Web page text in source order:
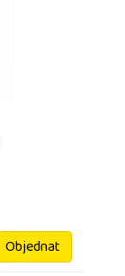
Objednat